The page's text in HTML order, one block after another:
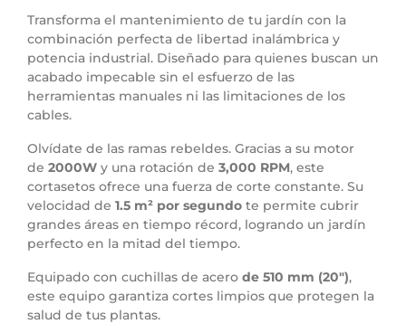
Transforma el mantenimiento de tu jardín con la
combinación perfecta de libertad inalámbrica y
potencia industrial. Diseñado para quienes buscan un
acabado impecable sin el esfuerzo de las
herramientas manuales ni las limitaciones de los
cables.
Olvídate de las ramas rebeldes. Gracias a su motor
de 2000W y una rotación de 3,000 RPM, este
cortasetos ofrece una fuerza de corte constante. Su
velocidad de 1.5 m² por segundo te permite cubrir
grandes áreas en tiempo récord, logrando un jardín
perfecto en la mitad del tiempo.
Equipado con cuchillas de acero de 510 mm (20″),
este equipo garantiza cortes limpios que protegen la
salud de tus plantas.